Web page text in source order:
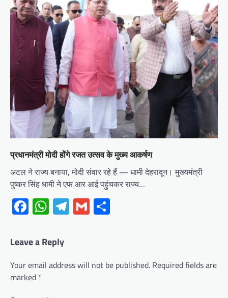
प्रधानमंत्री मोदी होंगे रजत उत्सव के मुख्य आकर्षण
अटल ने राज्य बनाया, मोदी संवार रहे हैं — धामी देहरादून। मुख्यमंत्री
पुष्कर सिंह धामी ने एफ आर आई पहुंचकर राज्य…
Facebook
WhatsApp
Telegram
Gmail
Leave a Reply
Your email address will not be published. Required fields are
marked *